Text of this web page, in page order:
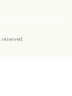
reserved.